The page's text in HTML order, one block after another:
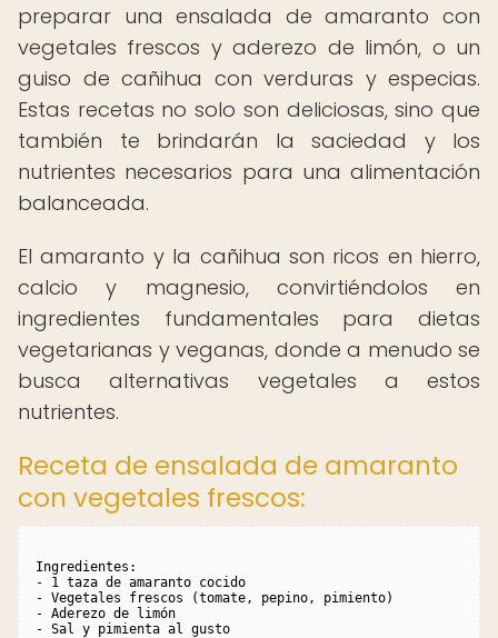
preparar una ensalada de amaranto con
vegetales frescos y aderezo de limón, o un
guiso de cañihua con verduras y especias.
Estas recetas no solo son deliciosas, sino que
también te brindarán la saciedad y los
nutrientes necesarios para una alimentación
balanceada.
El amaranto y la cañihua son ricos en hierro,
calcio y magnesio, convirtiéndolos en
ingredientes fundamentales para dietas
vegetarianas y veganas, donde a menudo se
busca alternativas vegetales a estos
nutrientes.
Receta de ensalada de amaranto
con vegetales frescos:
Ingredientes:
- 1 taza de amaranto cocido
- Vegetales frescos (tomate, pepino, pimiento)
- Aderezo de limón
- Sal y pimienta al gusto